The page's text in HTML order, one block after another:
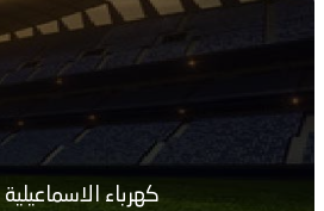
كهرباء الاسماعيلية